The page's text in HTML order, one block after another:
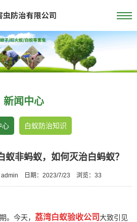
新闻中心
心 白蚁防治知识
蚁非蚂蚁，如何灭治白蚂蚁？
日期：2023/7/23 浏览： 33
。今天， 荔湾白蚁验收公司大致引见